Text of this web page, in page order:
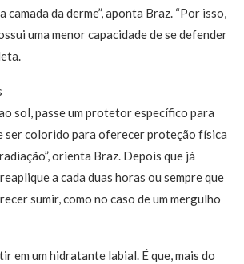
camada da derme”, aponta Braz. “Por isso,
uma menor capacidade de se defender
sol, passe um protetor específico para
ser colorido para oferecer proteção física
orienta Braz. Depois que já
a cada duas horas ou sempre que
sumir, como no caso de um mergulho
em um hidratante labial. É que, mais do